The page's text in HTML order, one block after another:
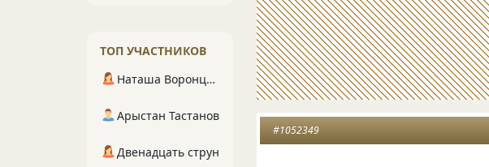
#1052349
ТОП УЧАСТНИКОВ
Наташа Воронцова
Арыстан Тастанов
Двенадцать струн